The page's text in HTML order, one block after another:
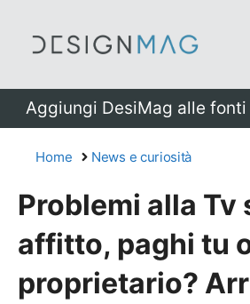
Aggiungi DesiMag alle
Home News e curiosità
Problemi alla Tv
affitto, paghi tu
proprietario?